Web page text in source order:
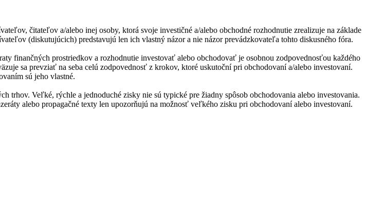
čitateľov a/alebo inej osoby, ktorá svoje investičné a/alebo obchodné rozhodnutie zrealizuje na základe
(diskutujúcich) predstavujú len ich vlastný názor a nie názor prevádzkovateľa tohto diskusného fóra.
finančných prostriedkov a rozhodnutie investovať alebo obchodovať je osobnou zodpovednosťou každého
sa prevziať na seba celú zodpovednosť z krokov, ktoré uskutoční pri obchodovaní a/alebo investovaní.
sú jeho vlastné.
trhov. Veľké, rýchle a jednoduché zisky nie sú typické pre žiadny spôsob obchodovania alebo investovania.
alebo propagačné texty len upozorňujú na možnosť veľkého zisku pri obchodovaní alebo investovaní.